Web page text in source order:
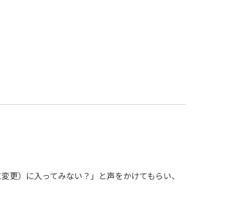
）に入ってみない？」と声をかけてもらい、